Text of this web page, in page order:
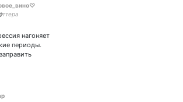
нагоняет
периоды.